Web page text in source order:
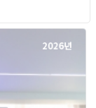
2026년